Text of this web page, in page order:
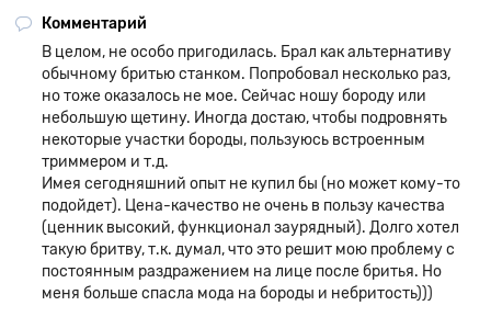
Комментарий
В целом, не особо пригодилась. Брал как альтернативу
обычному бритью станком. Попробовал несколько раз,
но тоже оказалось не мое. Сейчас ношу бороду или
небольшую щетину. Иногда достаю, чтобы подровнять
некоторые участки бороды, пользуюсь встроенным
триммером и т.д.
Имея сегодняшний опыт не купил бы (но может кому-то
подойдет). Цена-качество не очень в пользу качества
(ценник высокий, функционал заурядный). Долго хотел
такую бритву, т.к. думал, что это решит мою проблему с
постоянным раздражением на лице после бритья. Но
меня больше спасла мода на бороды и небритость)))